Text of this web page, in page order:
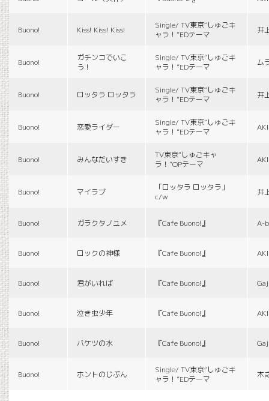
Buono! Kiss! Kiss! Kiss!
Single/ TV東京“しゅごキ
ャラ！”EDテーマ
井
Buono!
ガチンコでいこ
う！
Single/ TV東京“しゅごキ
ャラ！”EDテーマ
ム
Buono! ロッタラ ロッタラ
Single/ TV東京“しゅごキ
ャラ！”EDテーマ
井
Buono! 恋愛ライダー
Single/ TV東京“しゅごキ
ャラ！”EDテーマ
Buono! みんなだいすき
TV東京“しゅごキャ
ラ！”OPテーマ
Buono! マイラブ
「ロッタラ ロッタラ」
c/w
井
Buono! ガラクタノユメ 『Cafe Buono!』 A-
Buono! ロックの神様 『Cafe Buono!』
Buono! 君がいれば 『Cafe Buono!』
Buono! 泣き虫少年 『Cafe Buono!』
Buono! バケツの水 『Cafe Buono!』
Buono! ホントのじぶん
Single/ TV東京“しゅごキ
ャラ！”EDテーマ
木